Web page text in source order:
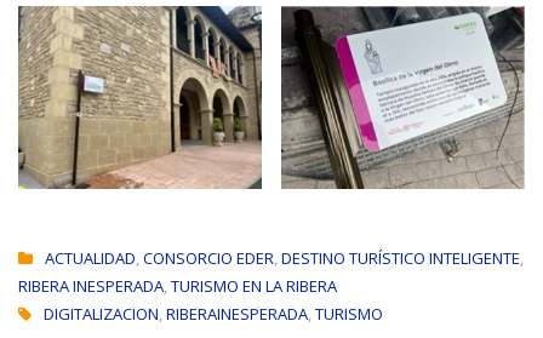
ACTUALIDAD,CONSORCIO EDER,DESTINO TURÍSTICO INTELIGENTE,
RIBERA INESPERADA,TURISMO EN LA RIBERA
DIGITALIZACION,RIBERAINESPERADA,TURISMO